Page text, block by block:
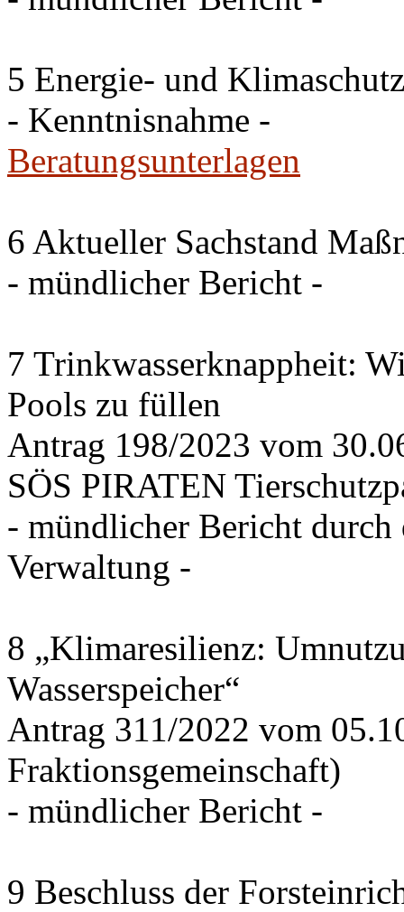
5 Energie- und
- Kenntnisnahme -
Beratungsunterlagen
6 Aktueller Sachstand
- mündlicher Bericht -
7 Trinkwasserknappheit:
Pools zu füllen
Antrag 198/2023 vom
SÖS PIRATEN
- mündlicher Bericht
Verwaltung -
8 „Klimaresilienz:
Wasserspeicher“
Antrag 311/2022 vom
Fraktionsgemeinschaft)
- mündlicher Bericht -
9 Beschluss der